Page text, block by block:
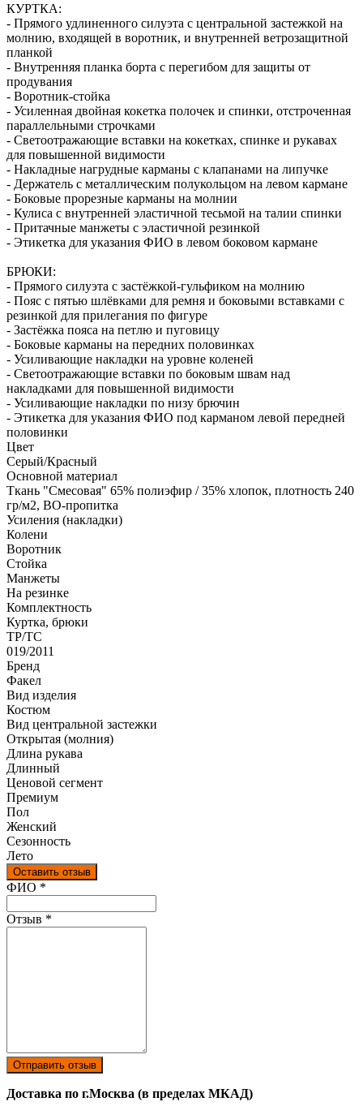
КУРТКА:
- Прямого удлиненного силуэта с центральной застежкой на
молнию, входящей в воротник, и внутренней ветрозащитной
планкой
- Внутренняя планка борта с перегибом для защиты от
продувания
- Воротник-стойка
- Усиленная двойная кокетка полочек и спинки, отстроченная
параллельными строчками
- Светоотражающие вставки на кокетках, спинке и рукавах
для повышенной видимости
- Накладные нагрудные карманы с клапанами на липучке
- Держатель с металлическим полукольцом на левом кармане
- Боковые прорезные карманы на молнии
- Кулиса с внутренней эластичной тесьмой на талии спинки
- Притачные манжеты с эластичной резинкой
- Этикетка для указания ФИО в левом боковом кармане
БРЮКИ:
- Прямого силуэта с застёжкой-гульфиком на молнию
- Пояс с пятью шлёвками для ремня и боковыми вставками с
резинкой для прилегания по фигуре
- Застёжка пояса на петлю и пуговицу
- Боковые карманы на передних половинках
- Усиливающие накладки на уровне коленей
- Светоотражающие вставки по боковым швам над
накладками для повышенной видимости
- Усиливающие накладки по низу брючин
- Этикетка для указания ФИО под карманом левой передней
половинки
Цвет
Серый/Красный
Основной материал
Ткань "Смесовая" 65% полиэфир / 35% хлопок, плотность 240
гр/м2, ВО-пропитка
Усиления (накладки)
Колени
Воротник
Стойка
Манжеты
На резинке
Комплектность
Куртка, брюки
ТР/ТС
019/2011
Бренд
Факел
Вид изделия
Костюм
Вид центральной застежки
Открытая (молния)
Длина рукава
Длинный
Ценовой сегмент
Премиум
Пол
Женский
Сезонность
Лето
Оставить отзыв
Ваш отзыв был отправлен!
ФИО *
Отзыв *
Отправить отзыв
Доставка по г.Москва (в пределах МКАД)